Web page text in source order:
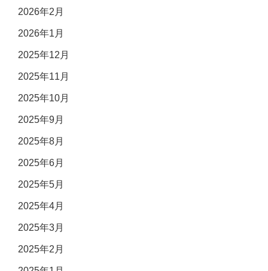
2026年2月
2026年1月
2025年12月
2025年11月
2025年10月
2025年9月
2025年8月
2025年6月
2025年5月
2025年4月
2025年3月
2025年2月